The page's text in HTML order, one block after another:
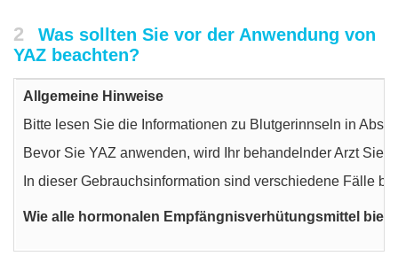
2
Was sollten Sie vor der Anwendung von
YAZ beachten?
Allgemeine Hinweise
Bitte lesen Sie die Informationen zu Blutgerinnseln in
Bevor Sie YAZ anwenden, wird Ihr behandelnder Arzt Sie
In dieser Gebrauchsinformation sind verschiedene Fälle
Wie alle hormonalen Empfängnisverhütungsmittel